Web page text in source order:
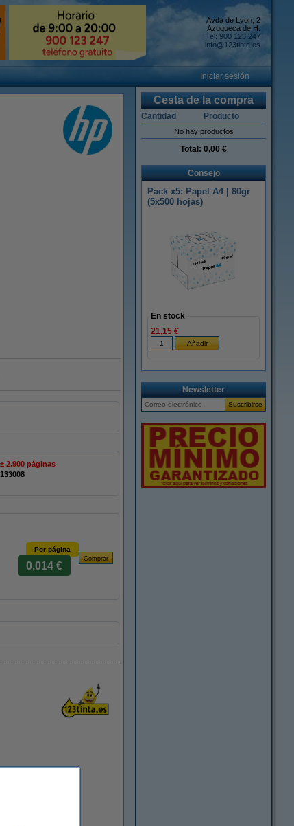
Avda de Lyon, 2
Azuqueca de H.
Tel: 900 123 247
info@123tinta.es
Iniciar sesión
± 2.900 páginas
133008
Por página
0,014 €
Cesta de la compra
Cantidad Producto
No hay productos
Total: 0,00 €
Consejo
Pack x5: Papel A4 | 80gr
(5x500 hojas)
En stock
21,15 €
Newsletter